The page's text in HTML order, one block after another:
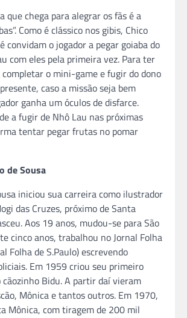
que chega para alegrar os fãs é a
Como é clássico nos gibis, Chico
convidam o jogador a pegar goiaba do
com eles pela primeira vez. Para ter
completar o mini-game e fugir do dono
caso a missão seja bem
ganha um óculos de disfarce.
a fugir de Nhô Lau nas próximas
tentar pegar frutas no pomar
de Sousa
iniciou sua carreira como ilustrador
das Cruzes, próximo de Santa
Aos 19 anos, mudou-se para São
cinco anos, trabalhou no Jornal Folha
Folha de S.Paulo) escrevendo
Em 1959 criou seu primeiro
cãozinho Bidu. A partir daí vieram
Mônica e tantos outros. Em 1970,
Mônica, com tiragem de 200 mil